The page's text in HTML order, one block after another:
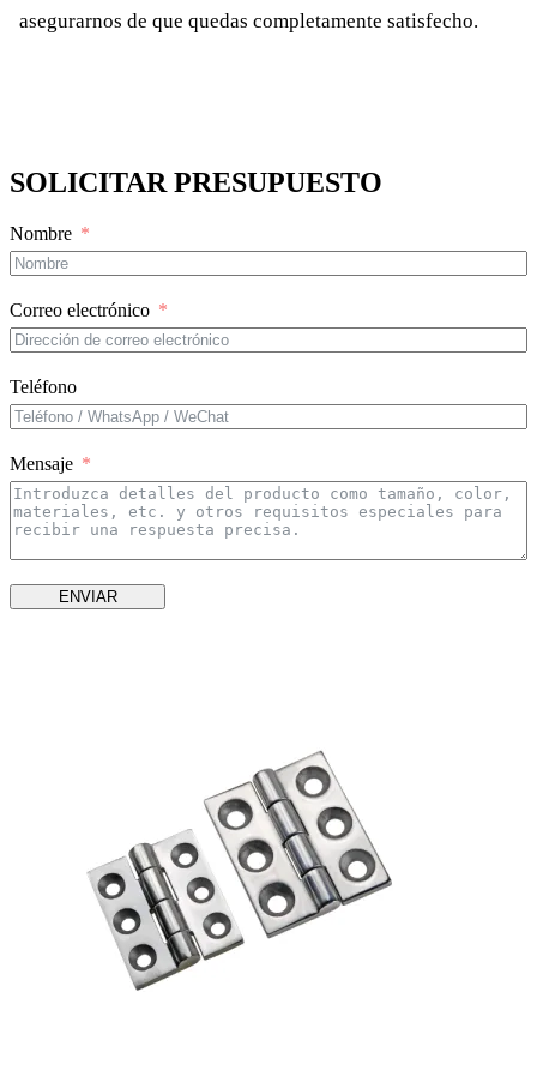
asegurarnos de que quedas completamente satisfecho.
SOLICITAR PRESUPUESTO
Nombre
Correo electrónico
Teléfono
Mensaje
ENVIAR